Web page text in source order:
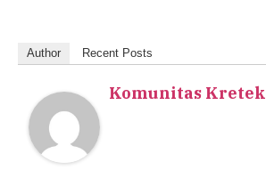
Author Recent Posts
Komunitas Kretek